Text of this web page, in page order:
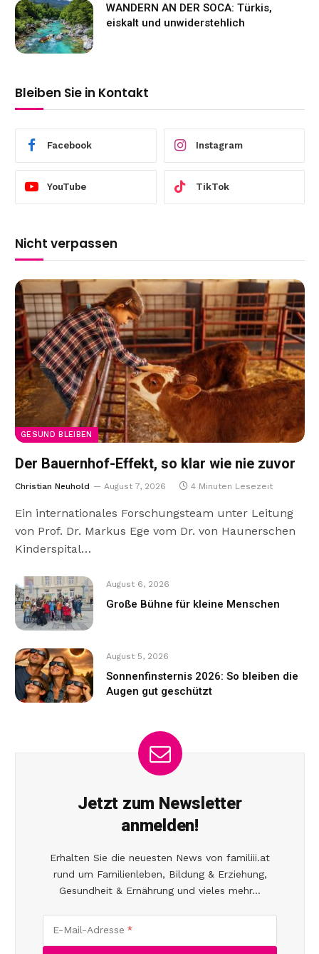
WANDERN AN DER SOCA: Türkis,
eiskalt und unwiderstehlich
Bleiben Sie in Kontakt
Facebook Instagram
YouTube TikTok
Nicht verpassen
GESUND BLEIBEN
Der Bauernhof-Effekt, so klar wie nie zuvor
Christian Neuhold August 7, 2026 4 Minuten Lesezeit
Ein internationales Forschungsteam unter Leitung
von Prof. Dr. Markus Ege vom Dr. von Haunerschen
Kinderspital…
August 6, 2026
Große Bühne für kleine Menschen
August 5, 2026
Sonnenfinsternis 2026: So bleiben die
Augen gut geschützt
Jetzt zum Newsletter
anmelden!
Erhalten Sie die neuesten News von familiii.at
rund um Familienleben, Bildung & Erziehung,
Gesundheit & Ernährung und vieles mehr...
E-Mail-Adresse